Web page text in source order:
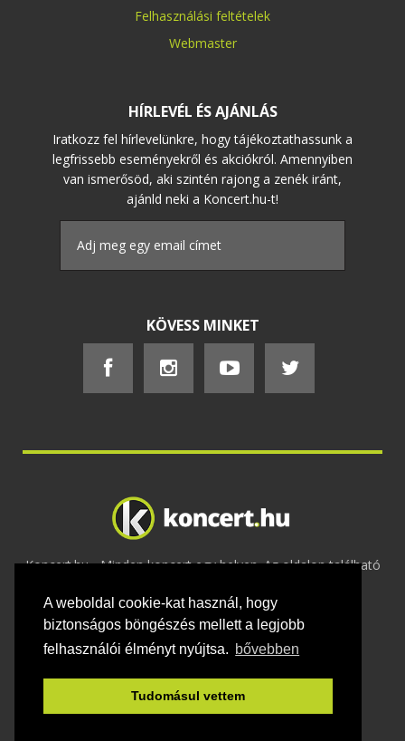
A weboldal cookie-kat használ, hogy
biztonságos böngészés mellett a legjobb
felhasználói élményt nyújtsa. bővebben
Tudomásul vettem
Felhasználási feltételek
Webmaster
HÍRLEVÉL ÉS AJÁNLÁS
Iratkozz fel hírlevelünkre, hogy tájékoztathassunk a
legfrissebb eseményekről és akciókról. Amennyiben
van ismerősöd, aki szintén rajong a zenék iránt,
ajánld neki a Koncert.hu-t!
KÖVESS MINKET
Koncert.hu - Minden koncert egy helyen. Az oldalon található
2020 Adatvédelem-ÁSZF-Felhasználási
feltételek-Webmaster- Kapcsolat és üzenet küldés